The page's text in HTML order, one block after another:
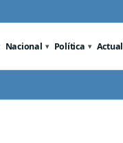
Nacional Política